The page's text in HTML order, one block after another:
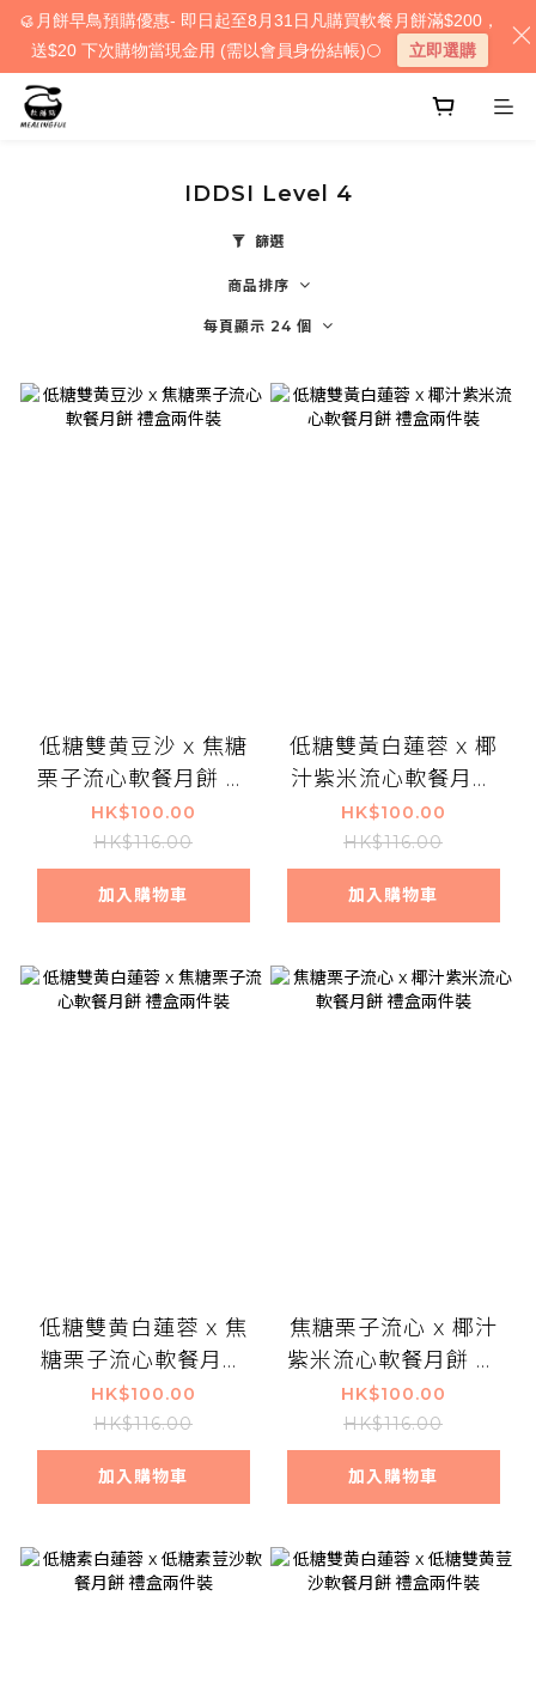
IDDSI Level 4
篩選
商品排序
每頁顯示 24 個
低糖雙黄豆沙 x 焦糖
栗子流心軟餐月餅 禮
盒兩件裝
HK$100.00
HK$116.00
加入購物車
低糖雙黃白蓮蓉 x 椰
汁紫米流心軟餐月餅
禮盒兩件裝
HK$100.00
HK$116.00
加入購物車
低糖雙黄白蓮蓉 x 焦
糖栗子流心軟餐月餅
禮盒兩件裝
HK$100.00
HK$116.00
加入購物車
焦糖栗子流心 x 椰汁
紫米流心軟餐月餅 禮
盒兩件裝
HK$100.00
HK$116.00
加入購物車
🥮月餅早鳥預購優惠- 即日起至8月31日凡購買軟餐月餅滿$200，
送$20 下次購物當現金用 (需以會員身份結帳)🌕
立即選購